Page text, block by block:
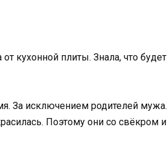
кухонной плиты. Знала, что будет
За исключением родителей мужа.
Поэтому они со свёкром и